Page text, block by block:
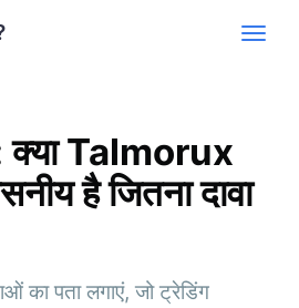
क्या Talmorux
है जितना दावा
का पता लगाएं, जो ट्रेडिंग